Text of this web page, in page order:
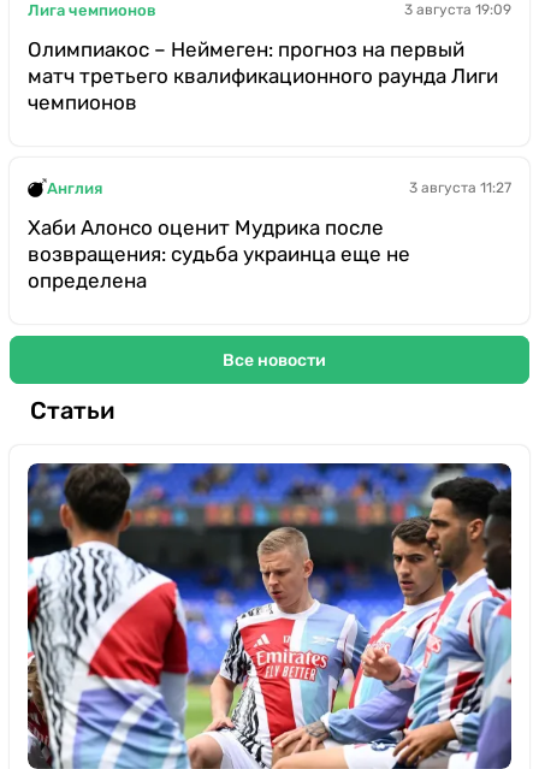
Лига чемпионов 3 августа 19:09
Олимпиакос – Неймеген: прогноз на первый
матч третьего квалификационного раунда Лиги
чемпионов
Англия 3 августа 11:27
Хаби Алонсо оценит Мудрика после
возвращения: судьба украинца еще не
определена
Все новости
Статьи